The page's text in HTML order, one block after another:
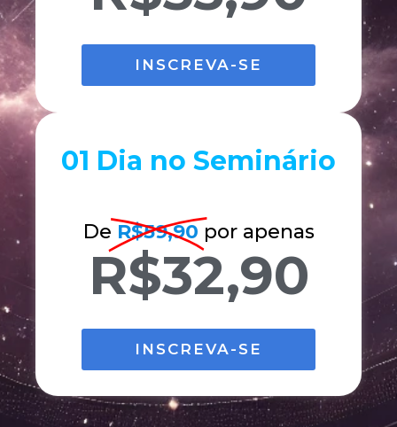
01 Dia no Seminário
De R$59,90 por apenas
R$32,90
INSCREVA-SE
INSCREVA-SE